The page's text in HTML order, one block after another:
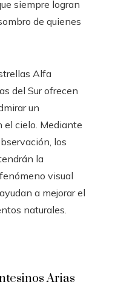
siempre logran
de quienes
Alfa
del Sur ofrecen
un
el cielo. Mediante
los
la
visual
a mejorar el
naturales.
Arias